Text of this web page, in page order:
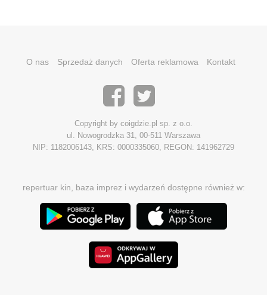
O nas Sprzedaż danych Oferta reklamowa Kontakt
Copyright by coigdzie.pl sp. z o.o.
ul. Nowogrodzka 31, 00-511 Warszawa
NIP: 1182006143, KRS: 0000335060, REGON: 141962729
repertuar kin, baza imprez i wydarzeń dostępne również w: